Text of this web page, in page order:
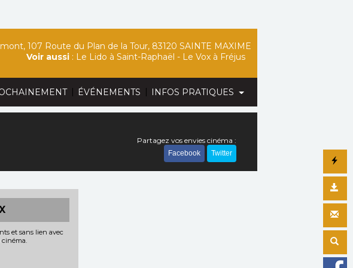
| ÉVÉNEMENTS | INFOS PRATIQUES
107 Route du Plan de la Tour, 83120 SAINTE MAXIME
Voir aussi : Le Lido à Saint-Raphaël - Le Vox à Fréjus
Partagez vos envies cinéma :
Facebook Twitter
et sans lien avec
cinéma.